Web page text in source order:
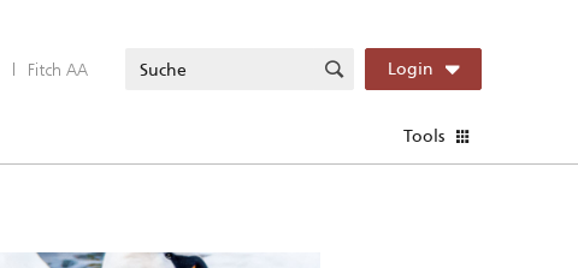
| Fitch AA Login
Tools